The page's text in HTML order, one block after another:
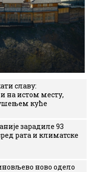
славу:
на истом месту,
куће
зарадиле 93
рата и климатске
ново одело